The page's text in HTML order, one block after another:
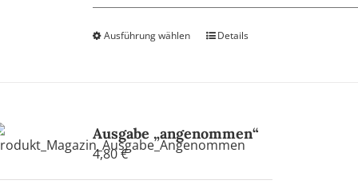
Ausführung wählen
Dieses
auf.
Die
Details
Ausgabe „angenommen“
4,80€